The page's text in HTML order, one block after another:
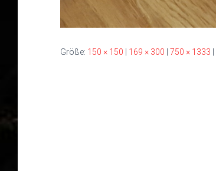
Größe: 150 × 150 169 × 300 750 × 1333